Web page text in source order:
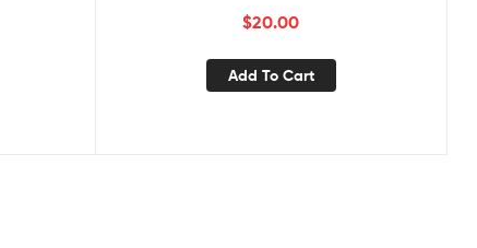
$20.00
Add To Cart